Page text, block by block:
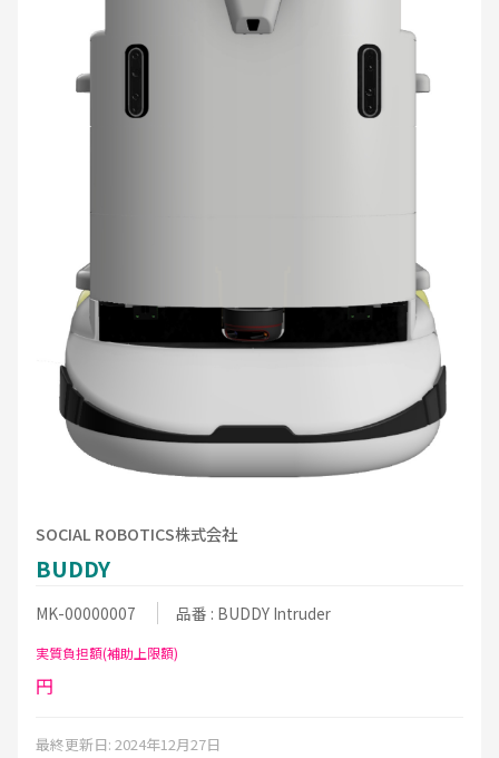
SOCIAL ROBOTICS株式会社
BUDDY
MK-00000007 品番 : BUDDY Intruder
実質負担額(補助上限額)
円
最終更新日: 2024年12月27日